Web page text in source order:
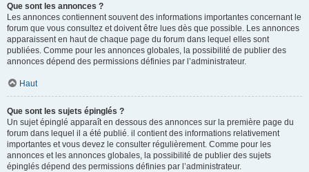
Que sont les annonces ?
Les annonces contiennent souvent des informations importantes concernant le
forum que vous consultez et doivent être lues dès que possible. Les annonces
apparaissent en haut de chaque page du forum dans lequel elles sont
publiées. Comme pour les annonces globales, la possibilité de publier des
annonces dépend des permissions définies par l’administrateur.
Haut
Que sont les sujets épinglés ?
Un sujet épinglé apparaît en dessous des annonces sur la première page du
forum dans lequel il a été publié. il contient des informations relativement
importantes et vous devez le consulter régulièrement. Comme pour les
annonces et les annonces globales, la possibilité de publier des sujets
épinglés dépend des permissions définies par l’administrateur.